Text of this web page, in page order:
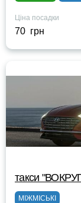
Ціна посадки
70 грн
такси
МІЖМІСЬКІ